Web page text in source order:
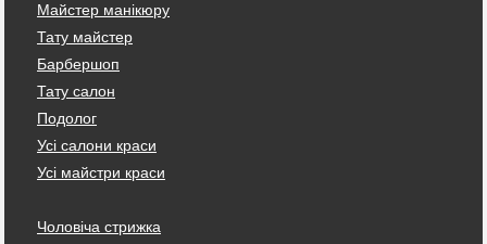
Майстер манікюру
Тату майстер
Барбершоп
Тату салон
Подолог
Усі салони краси
Усі майстри краси
Чоловіча стрижка